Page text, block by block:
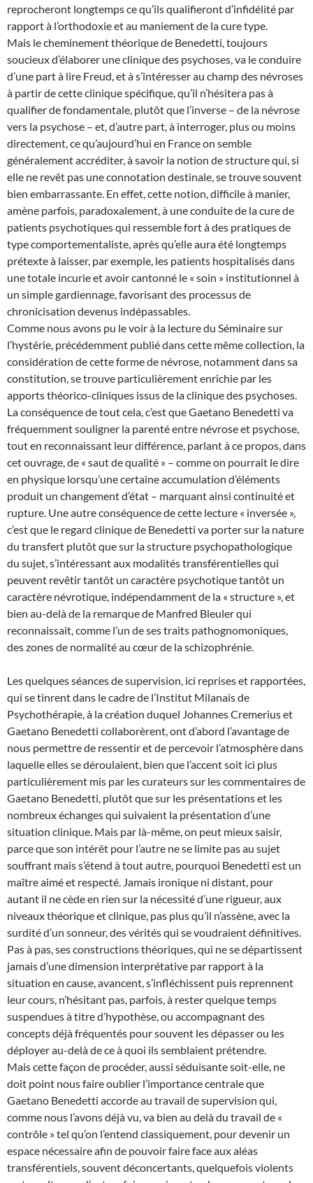
reprocheront longtemps ce qu’ils qualifieront d’infidélité par
rapport à l’orthodoxie et au maniement de la cure type.
Mais le cheminement théorique de Benedetti, toujours
soucieux d’élaborer une clinique des psychoses, va le conduire
d’une part à lire Freud, et à s’intéresser au champ des névroses
à partir de cette clinique spécifique, qu’il n’hésitera pas à
qualifier de fondamentale, plutôt que l’inverse – de la névrose
vers la psychose – et, d’autre part, à interroger, plus ou moins
directement, ce qu’aujourd’hui en France on semble
généralement accréditer, à savoir la notion de structure qui, si
elle ne revêt pas une connotation destinale, se trouve souvent
bien embarrassante. En effet, cette notion, difficile à manier,
amène parfois, paradoxalement, à une conduite de la cure de
patients psychotiques qui ressemble fort à des pratiques de
type comportementaliste, après qu’elle aura été longtemps
prétexte à laisser, par exemple, les patients hospitalisés dans
une totale incurie et avoir cantonné le « soin » institutionnel à
un simple gardiennage, favorisant des processus de
chronicisation devenus indépassables.
Comme nous avons pu le voir à la lecture du Séminaire sur
l’hystérie, précédemment publié dans cette même collection, la
considération de cette forme de névrose, notamment dans sa
constitution, se trouve particulièrement enrichie par les
apports théorico-cliniques issus de la clinique des psychoses.
La conséquence de tout cela, c’est que Gaetano Benedetti va
fréquemment souligner la parenté entre névrose et psychose,
tout en reconnaissant leur différence, parlant à ce propos, dans
cet ouvrage, de « saut de qualité » – comme on pourrait le dire
en physique lorsqu’une certaine accumulation d’éléments
produit un changement d’état – marquant ainsi continuité et
rupture. Une autre conséquence de cette lecture « inversée »,
c’est que le regard clinique de Benedetti va porter sur la nature
du transfert plutôt que sur la structure psychopathologique
du sujet, s’intéressant aux modalités transférentielles qui
peuvent revêtir tantôt un caractère psychotique tantôt un
caractère névrotique, indépendamment de la « structure », et
bien au-delà de la remarque de Manfred Bleuler qui
reconnaissait, comme l’un de ses traits pathognomoniques,
des zones de normalité au cœur de la schizophrénie.
Les quelques séances de supervision, ici reprises et rapportées,
qui se tinrent dans le cadre de l’Institut Milanais de
Psychothérapie, à la création duquel Johannes Cremerius et
Gaetano Benedetti collaborèrent, ont d’abord l’avantage de
nous permettre de ressentir et de percevoir l’atmosphère dans
laquelle elles se déroulaient, bien que l’accent soit ici plus
particulièrement mis par les curateurs sur les commentaires de
Gaetano Benedetti, plutôt que sur les présentations et les
nombreux échanges qui suivaient la présentation d’une
situation clinique. Mais par là-même, on peut mieux saisir,
parce que son intérêt pour l’autre ne se limite pas au sujet
souffrant mais s’étend à tout autre, pourquoi Benedetti est un
maître aimé et respecté. Jamais ironique ni distant, pour
autant il ne cède en rien sur la nécessité d’une rigueur, aux
niveaux théorique et clinique, pas plus qu’il n’assène, avec la
surdité d’un sonneur, des vérités qui se voudraient définitives.
Pas à pas, ses constructions théoriques, qui ne se départissent
jamais d’une dimension interprétative par rapport à la
situation en cause, avancent, s’infléchissent puis reprennent
leur cours, n’hésitant pas, parfois, à rester quelque temps
suspendues à titre d’hypothèse, ou accompagnant des
concepts déjà fréquentés pour souvent les dépasser ou les
déployer au-delà de ce à quoi ils semblaient prétendre.
Mais cette façon de procéder, aussi séduisante soit-elle, ne
doit point nous faire oublier l’importance centrale que
Gaetano Benedetti accorde au travail de supervision qui,
comme nous l’avons déjà vu, va bien au delà du travail de «
contrôle » tel qu’on l’entend classiquement, pour devenir un
espace nécessaire afin de pouvoir faire face aux aléas
transférentiels, souvent déconcertants, quelquefois violents